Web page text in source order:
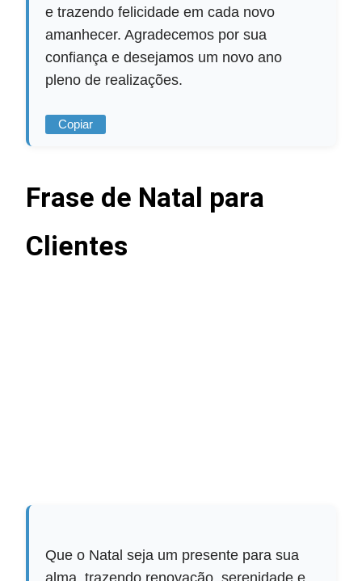
e trazendo felicidade em cada novo
amanhecer. Agradecemos por sua
confiança e desejamos um novo ano
pleno de realizações.
Copiar
Frase de Natal para
Clientes
Que o Natal seja um presente para sua
alma, trazendo renovação, serenidade e